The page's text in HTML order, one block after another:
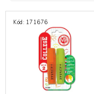
V
ýKód: 171676